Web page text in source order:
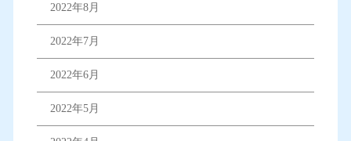
2022年8月
2022年7月
2022年6月
2022年5月